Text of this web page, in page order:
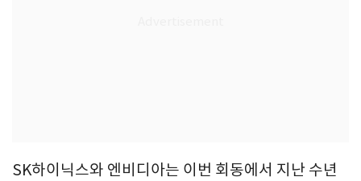
SK하이닉스와 엔비디아는 이번 회동에서 지난 수년